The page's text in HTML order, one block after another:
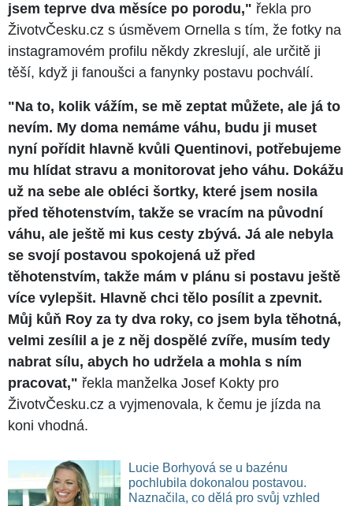
jsem teprve dva měsíce po porodu," řekla pro
ŽivotvČesku.cz s úsměvem Ornella s tím, že fotky na
instagramovém profilu někdy zkreslují, ale určitě ji
těší, když ji fanoušci a fanynky postavu pochválí.
"Na to, kolik vážím, se mě zeptat můžete, ale já to
nevím. My doma nemáme váhu, budu ji muset
nyní pořídit hlavně kvůli Quentinovi, potřebujeme
mu hlídat stravu a monitorovat jeho váhu. Dokážu
už na sebe ale obléci šortky, které jsem nosila
před těhotenstvím, takže se vracím na původní
váhu, ale ještě mi kus cesty zbývá. Já ale nebyla
se svojí postavou spokojená už před
těhotenstvím, takže mám v plánu si postavu ještě
více vylepšit. Hlavně chci tělo posílit a zpevnit.
Můj kůň Roy za ty dva roky, co jsem byla těhotná,
velmi zesílil a je z něj dospělé zvíře, musím tedy
nabrat sílu, abych ho udržela a mohla s ním
pracovat," řekla manželka Josef Kokty pro
ŽivotvČesku.cz a vyjmenovala, k čemu je jízda na
koni vhodná.
Lucie Borhyová se u bazénu
pochlubila dokonalou postavou.
Naznačila, co dělá pro svůj vzhled